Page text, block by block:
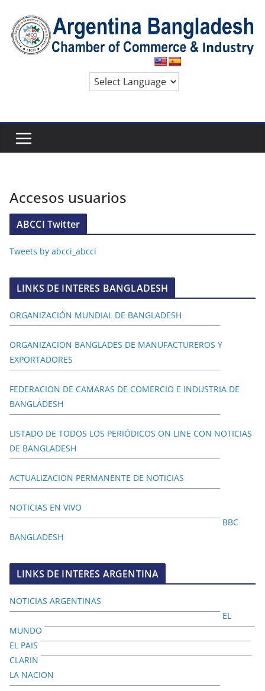
content
Accesos usuarios
ABCCI Twitter
Tweets by abcci_abcci
LINKS DE INTERES BANGLADESH
ORGANIZACIÓN MUNDIAL DE BANGLADESH
ORGANIZACION BANGLADES DE MANUFACTUREROS Y
EXPORTADORES
FEDERACION DE CAMARAS DE COMERCIO E INDUSTRIA DE
BANGLADESH
LISTADO DE TODOS LOS PERIÓDICOS ON LINE CON NOTICIAS
DE BANGLADESH
ACTUALIZACION PERMANENTE DE NOTICIAS
NOTICIAS EN VIVO
BBC
BANGLADESH
LINKS DE INTERES ARGENTINA
NOTICIAS ARGENTINAS
EL
MUNDO
EL PAIS
CLARIN
LA NACION